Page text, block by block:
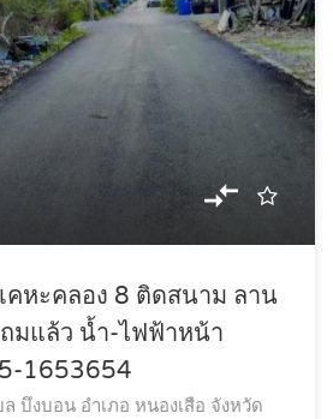
คหะคลอง 8 ติดสนาม ลาน
มแล้ว น้ำ-ไฟฟ้าหน้า
1653654
บึงบอน อำเภอ หนองเสือ จังหวัด